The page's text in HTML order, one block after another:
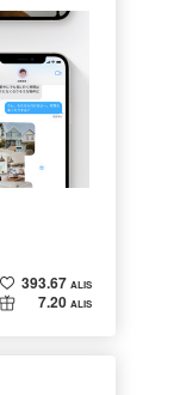
393.67 ALIS
7.20 ALIS